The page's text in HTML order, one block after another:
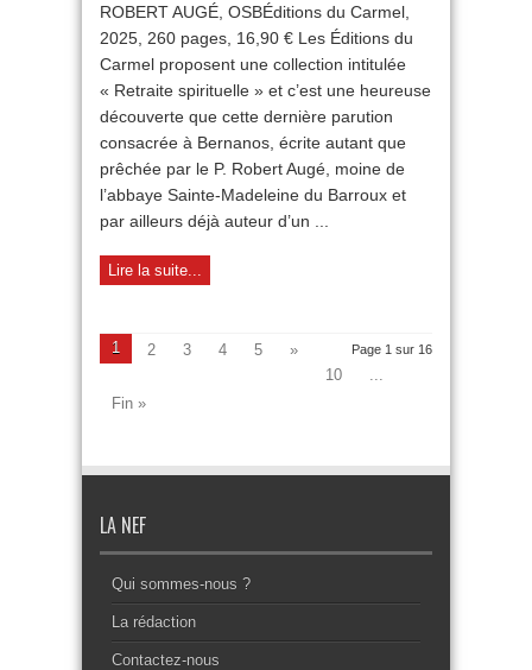
ROBERT AUGÉ, OSBÉditions du Carmel,
2025, 260 pages, 16,90 € Les Éditions du
Carmel proposent une collection intitulée
« Retraite spirituelle » et c’est une heureuse
découverte que cette dernière parution
consacrée à Bernanos, écrite autant que
prêchée par le P. Robert Augé, moine de
l’abbaye Sainte-Madeleine du Barroux et
par ailleurs déjà auteur d’un ...
Lire la suite...
Page 1 sur 16
1 2 3 4 5
»
10
Fin »
LA NEF
Qui sommes-nous ?
La rédaction
Contactez-nous